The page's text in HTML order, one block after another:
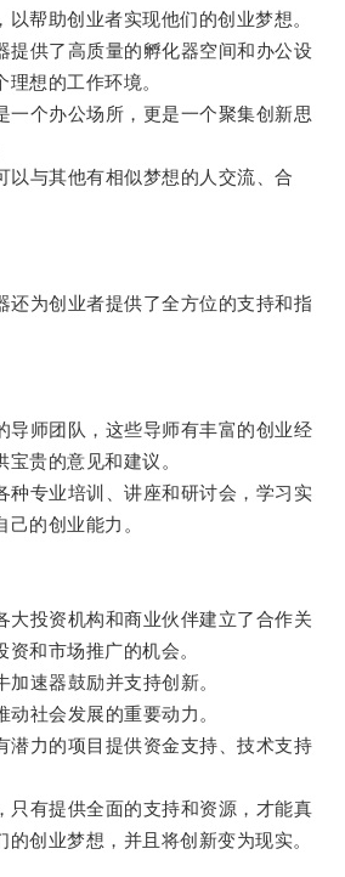
帮助创业者实现他们的创业梦想。
供了高质量的孵化器空间和办公设
想的工作环境。
个办公场所，更是一个聚集创新思
与其他有相似梦想的人交流、合
为创业者提供了全方位的支持和指
师团队，这些导师有丰富的创业经
贵的意见和建议。
专业培训、讲座和研讨会，学习实
的创业能力。
投资机构和商业伙伴建立了合作关
和市场推广的机会。
速器鼓励并支持创新。
社会发展的重要动力。
力的项目提供资金支持、技术支持
有提供全面的支持和资源，才能真
的创业梦想，并且将创新变为现实。